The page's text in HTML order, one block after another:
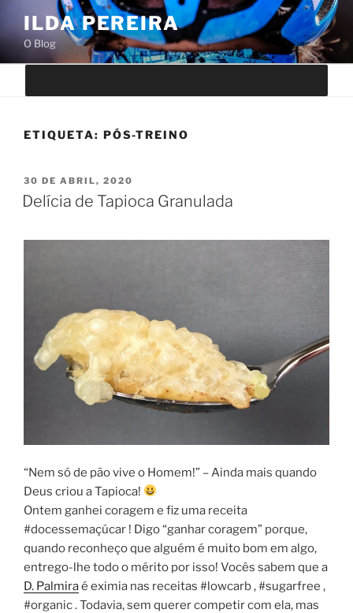
o
conteúdo
ILDA PEREIRA
O Blog
ETIQUETA: PÓS-TREINO
PUBLICADO
EM
30 DE ABRIL, 2020
Delícia de Tapioca Granulada
“Nem só de pão vive o Homem!” – Ainda mais quando
Deus criou a Tapioca!
Ontem ganhei coragem e fiz uma receita
#docessemaçúcar ! Digo “ganhar coragem” porque,
quando reconheço que alguém é muito bom em algo,
entrego-lhe todo o mérito por isso! Vocês sabem que a
D. Palmiraé eximia nas receitas #lowcarb , #sugarfree ,
#organic . Todavia, sem querer competir com ela, mas